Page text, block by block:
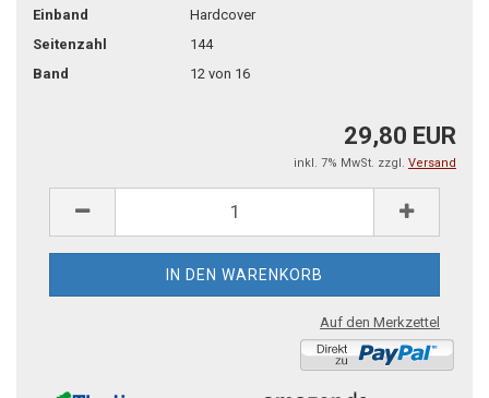
Einband
Hardcover
Seitenzahl
144
Band
12 von 16
29,80 EUR
inkl. 7% MwSt. zzgl. Versand
Auf den Merkzettel